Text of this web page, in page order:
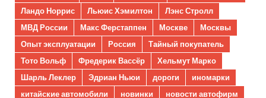
Ландо Норрис
Льюис Хэмилтон
Лэнс Стролл
МВД России
Макс Ферстаппен Москве
Москвы
Опыт эксплуатации
Россия
Тайный покупатель
Тото Вольф
Фредерик Вассёр
Хельмут Марко
Шарль Леклер
Эдриан Ньюи дороги
иномарки
китайские автомобили
новинки
новости автофирм